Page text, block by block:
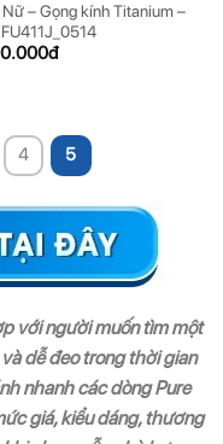
Nữ – Gọng kính Titanium –
đ
4 5
với người muốn tìm một
dễ đeo trong thời gian
nhanh các dòng Pure
giá, kiểu dáng, thương